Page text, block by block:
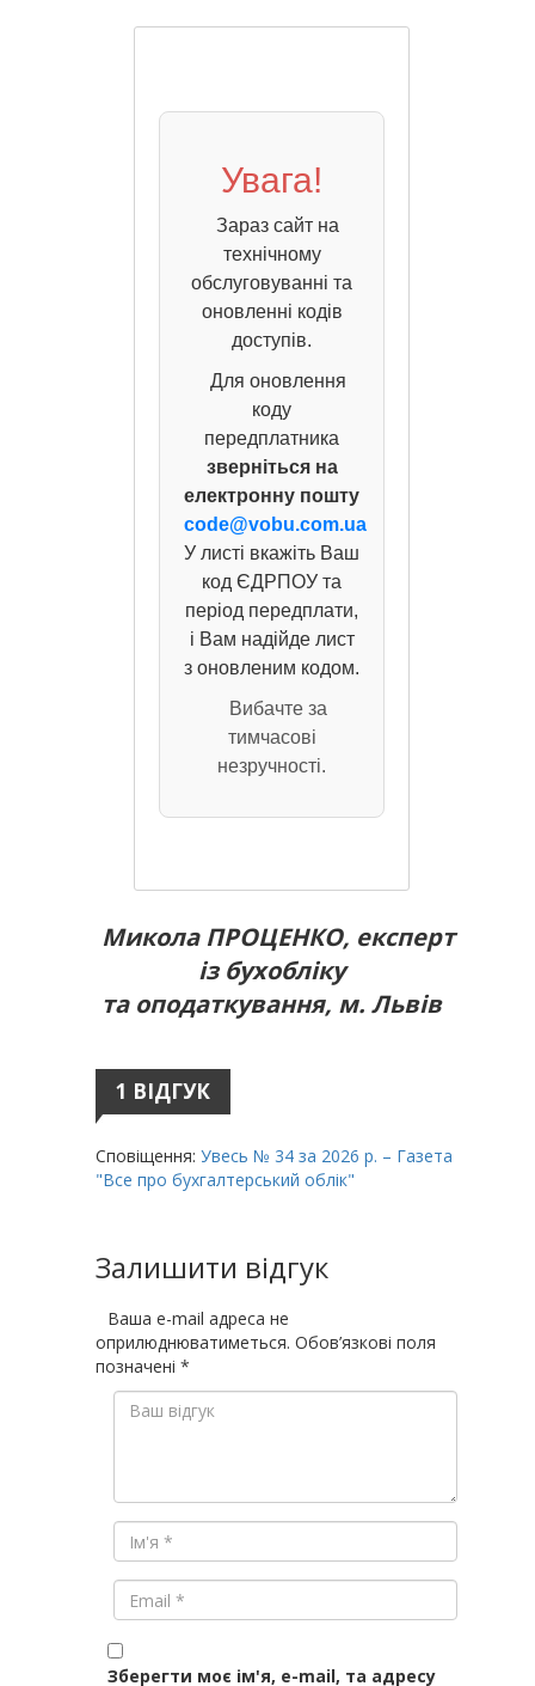
Увага!
Зараз сайт на
технічному
обслуговуванні та
оновленні кодів
доступів.
Для оновлення
коду
передплатника
зверніться на
електронну пошту
code@vobu.com.ua
У листі вкажіть Ваш
код ЄДРПОУ та
період передплати,
і Вам надійде лист
з оновленим кодом.
Вибачте за
тимчасові
незручності.
Микола ПРОЦЕНКО, експерт
із бухобліку
та оподаткування, м. Львів
1 ВІДГУК
Сповіщення: Увесь № 34 за 2026 р. – Газета
"Все про бухгалтерський облік"
Залишити відгук
Ваша e-mail адреса не
оприлюднюватиметься. Обов’язкові поля
позначені *
Зберегти моє ім'я, e-mail, та адресу